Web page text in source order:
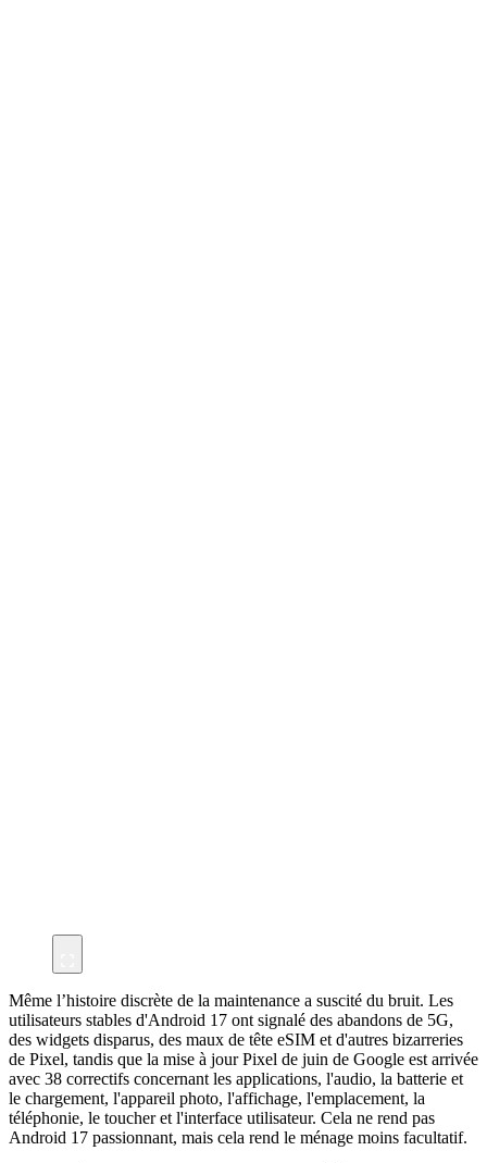
Même l’histoire discrète de la maintenance a suscité du bruit. Les
utilisateurs stables d'Android 17 ont signalé des abandons de 5G,
des widgets disparus, des maux de tête eSIM et d'autres bizarreries
de Pixel, tandis que la mise à jour Pixel de juin de Google est arrivée
avec 38 correctifs concernant les applications, l'audio, la batterie et
le chargement, l'appareil photo, l'affichage, l'emplacement, la
téléphonie, le toucher et l'interface utilisateur. Cela ne rend pas
Android 17 passionnant, mais cela rend le ménage moins facultatif.